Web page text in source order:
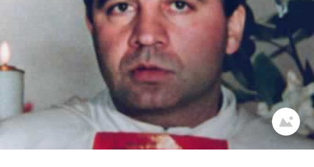
Mediateca E Biblioteca
Dicono Di Noi
Il Viaggio Sulle Terre Di Don
Peppe Diana
Festival Dell'impegno Civile
Memoria Delle Vittime
Comunicati Stampa
Premio Artistico Letterario
Home